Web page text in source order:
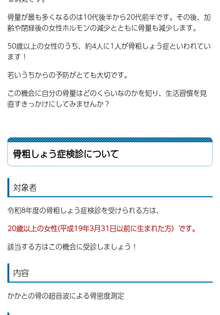
骨量が最も多くなるのは10代後半から20代前半です。その後、加
齢や閉経後の女性ホルモンの減少とともに骨量も減少します。
50歳以上の女性のうち、約4人に1人が骨粗しょう症といわれてい
ます！
若いうちからの予防がとても大切です。
この機会に自分の骨量はどのくらいなのかを知り、生活習慣を見
直すきっかけにしてみませんか？
骨粗しょう症検診について
対象者
令和8年度の骨粗しょう症検診を受けられる方は、
20歳以上の女性(平成19年3月31日以前に生まれた方）です。
該当する方はこの機会に受診しましょう！
内容
かかとの骨の超音波による骨密度測定